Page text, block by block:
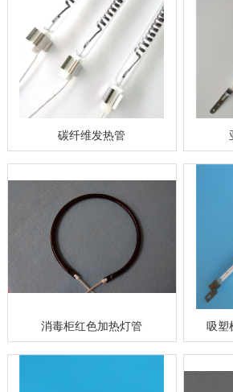
碳纤维发热管
消毒柜红色加热灯管 吸塑